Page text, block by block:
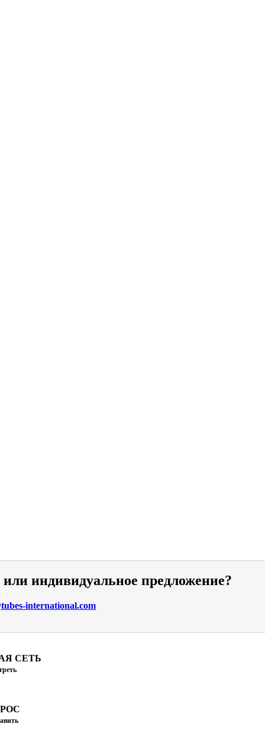
индивидуальное предложение?
international.com
СЕТЬ